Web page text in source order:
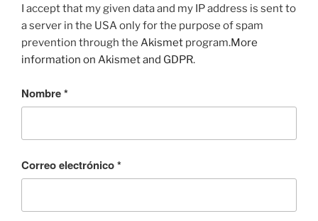
I accept that my given data and my IP address is sent to
a server in the USA only for the purpose of spam
prevention through the Akismet program.More
information on Akismet and GDPR.
Nombre*
Correo electrónico*